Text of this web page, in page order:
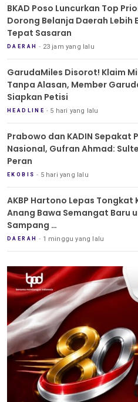
BKAD Poso Luncurkan Top
Dorong Belanja Daerah Lebih
Tepat Sasaran
DAERAH 23 jam yang lalu
GarudaMiles Disorot! Klaim
Tanpa Alasan, Member
Siapkan Petisi
HEADLINE 5 hari yang lalu
Prabowo dan KADIN Sepakat
Nasional, Gufran Ahmad:
Peran
EKOBIS 5 hari yang lalu
AKBP Hartono Lepas Tongkat
Anang Bawa Semangat Baru
Sampang
Tradisi Pedang Pora Iringi
Sampang
DAERAH 1 minggu yang lalu